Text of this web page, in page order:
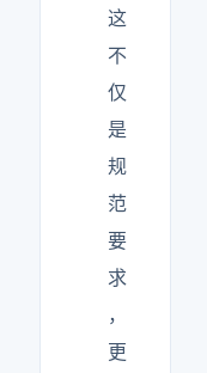
这
不
仅
是
规
范
要
求
，
更